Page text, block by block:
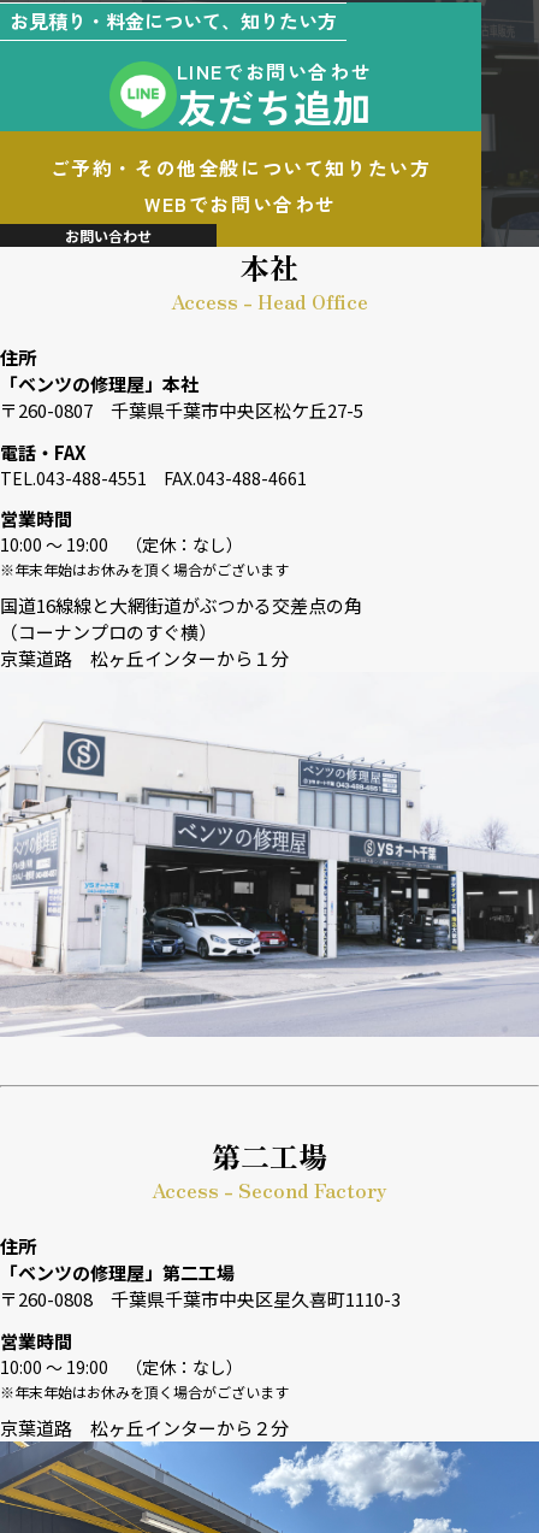
お見積り・料金について、知りたい方
LINEでお問い合わせ
友だち追加
ご予約・その他全般について知りたい方
WEBでお問い合わせ
お問い合わせ
本社
Access - Head Office
住所
「ベンツの修理屋」本社
〒260-0807 千葉県千葉市中央区松ケ丘27-5
電話・FAX
TEL.043-488-4551 FAX.043-488-4661
営業時間
10:00 〜 19:00 （定休：なし）
※年末年始はお休みを頂く場合がございます
国道16線線と大網街道がぶつかる交差点の角
（コーナンプロのすぐ横）
京葉道路 松ヶ丘インターから１分
第二工場
Access - Second Factory
住所
「ベンツの修理屋」第二工場
〒260-0808 千葉県千葉市中央区星久喜町1110-3
営業時間
10:00 〜 19:00 （定休：なし）
※年末年始はお休みを頂く場合がございます
京葉道路 松ヶ丘インターから２分